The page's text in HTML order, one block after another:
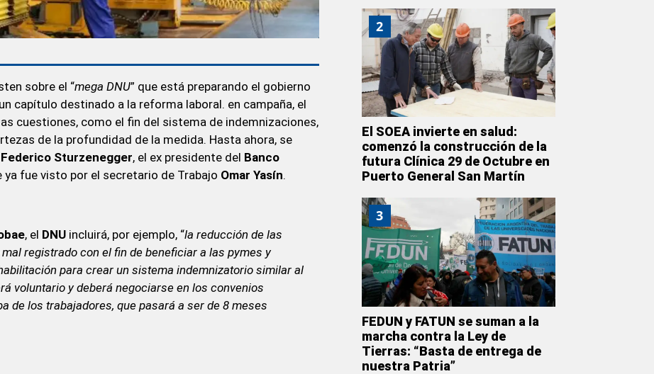
sobre el “mega DNU” que está preparando el gobierno
capítulo destinado a la reforma laboral. en campaña, el
cuestiones, como el fin del sistema de indemnizaciones,
de la profundidad de la medida. Hasta ahora, se
Federico Sturzenegger, el ex presidente del Banco
ya fue visto por el secretario de Trabajo Omar Yasín.
, el DNU incluirá, por ejemplo, “la reducción de las
registrado con el fin de beneficiar a las pymes y
para crear un sistema indemnizatorio similar al
voluntario y deberá negociarse en los convenios
de los trabajadores, que pasará a ser de 8 meses
2
El SOEA invierte en salud:
comenzó la construcción de la
futura Clínica 29 de Octubre en
Puerto General San Martín
3
FEDUN y FATUN se suman a la
marcha contra la Ley de
Tierras: “Basta de entrega de
nuestra Patria”